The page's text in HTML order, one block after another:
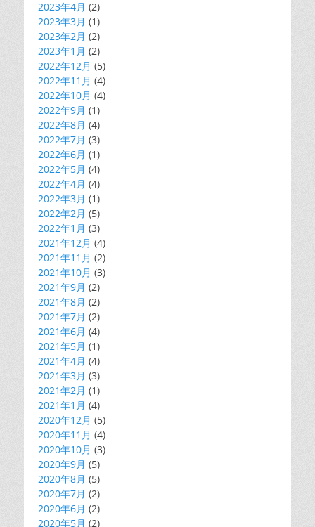
2023年4月 (2)
2023年3月 (1)
2023年2月 (2)
2023年1月 (2)
2022年12月 (5)
2022年11月 (4)
2022年10月 (4)
2022年9月 (1)
2022年8月 (4)
2022年7月 (3)
2022年6月 (1)
2022年5月 (4)
2022年4月 (4)
2022年3月 (1)
2022年2月 (5)
2022年1月 (3)
2021年12月 (4)
2021年11月 (2)
2021年10月 (3)
2021年9月 (2)
2021年8月 (2)
2021年7月 (2)
2021年6月 (4)
2021年5月 (1)
2021年4月 (4)
2021年3月 (3)
2021年2月 (1)
2021年1月 (4)
2020年12月 (5)
2020年11月 (4)
2020年10月 (3)
2020年9月 (5)
2020年8月 (5)
2020年7月 (2)
2020年6月 (2)
2020年5月 (2)